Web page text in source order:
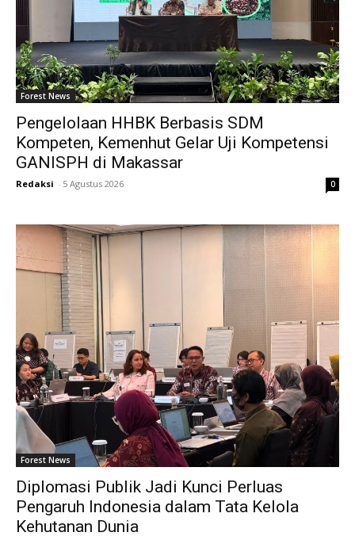
Forest News
Pengelolaan HHBK Berbasis SDM
Kompeten, Kemenhut Gelar Uji Kompetensi
GANISPH di Makassar
Redaksi - 5 Agustus 2026 0
Forest News
Diplomasi Publik Jadi Kunci Perluas
Pengaruh Indonesia dalam Tata Kelola
Kehutanan Dunia